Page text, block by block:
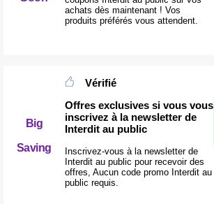
achats dès maintenant ! Vos
produits préférés vous attendent.
Big
Saving
Vérifié
Offres exclusives si vous vous
inscrivez à la newsletter de
Interdit au public
Inscrivez-vous à la newsletter de
Interdit au public pour recevoir des
offres, Aucun code promo Interdit au
public requis.